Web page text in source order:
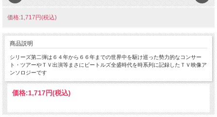
価格:1,717円(税込)
商品説明
シリーズ第二弾は６４年から６６年までの世界中を駆け巡った勢力的なコンサー
ト・ツアーやＴＶ出演等まさにビートルズ全盛時代を時系列に記録したＴＶ映像ア
ンソロジーです
価格:1,717円(税込)